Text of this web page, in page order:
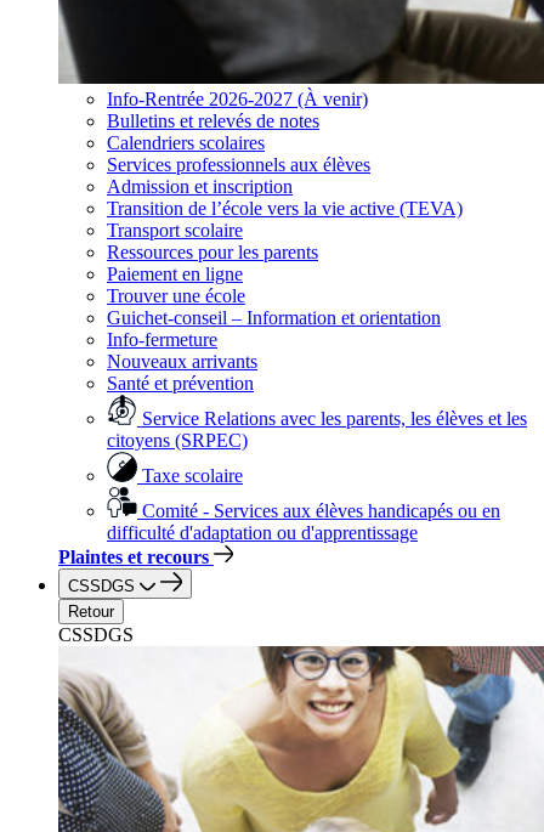
Info-Rentrée 2026-2027 (À venir)
Bulletins et relevés de notes
Calendriers scolaires
Services professionnels aux élèves
Admission et inscription
Transition de l’école vers la vie active (TEVA)
Transport scolaire
Ressources pour les parents
Paiement en ligne
Trouver une école
Guichet-conseil – Information et orientation
Info-fermeture
Nouveaux arrivants
Santé et prévention
Service Relations avec les parents, les élèves et les
citoyens (SRPEC)
Taxe scolaire
Comité - Services aux élèves handicapés ou en
difficulté d'adaptation ou d'apprentissage
Plaintes et recours
CSSDGS
Retour
CSSDGS